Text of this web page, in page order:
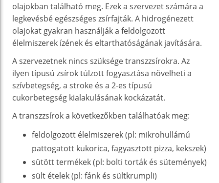
olajokban található meg. Ezek a szervezet számára a
legkevésbé egészséges zsírfajták. A hidrogénezett
olajokat gyakran használják a feldolgozott
élelmiszerek ízének és eltarthatóságának javítására.
A szervezetnek nincs szüksége transzzsírokra. Az
ilyen típusú zsírok túlzott fogyasztása növelheti a
szívbetegség, a stroke és a 2-es típusú
cukorbetegség kialakulásának kockázatát.
A transzzsírok a következőkben találhatóak meg:
feldolgozott élelmiszerek (pl: mikrohullámú
pattogatott kukorica, fagyasztott pizza, kekszek)
sütött termékek (pl: bolti torták és sütemények)
sült ételek (pl: fánk és sültkrumpli)